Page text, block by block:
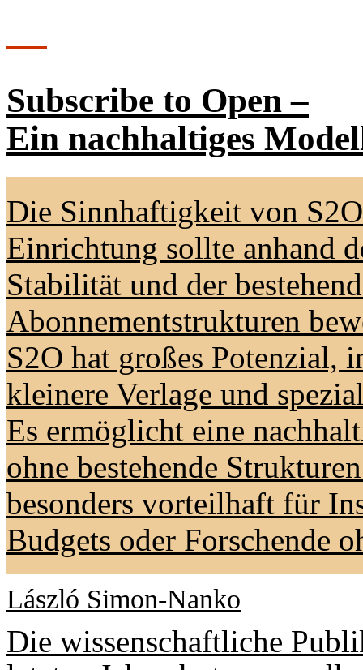
Subscribe to Open –
Ein nachhaltiges
Die Sinnhaftigkeit von
Einrichtung sollte anhand
Stabilität und der
Abonnementstrukturen
S2O hat großes Potenzial,
kleinere Verlage und
Es ermöglicht eine
ohne bestehende
besonders vorteilhaft für
Budgets oder Forschende
László Simon-Nanko
Die wissenschaftliche